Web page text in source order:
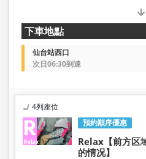
下車地點
仙台站西口
次日06:30到達
預約順序優惠
4列座位
Relax【前方区
的情况】